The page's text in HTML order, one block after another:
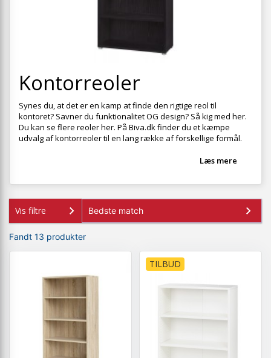
TÆPPER
HAVEMØBLER
ENTREMØBLER
Kontorreoler
Synes du, at det er en kamp at finde den rigtige reol til
kontoret? Savner du funktionalitet OG design? Så kig med her.
Du kan se flere reolerher. På Biva.dk finder du et kæmpe
udvalg af kontorreoler til en lang række af forskellige formål.
Læs mere
Vis filtre
Fandt 13 produkter
TILBUD